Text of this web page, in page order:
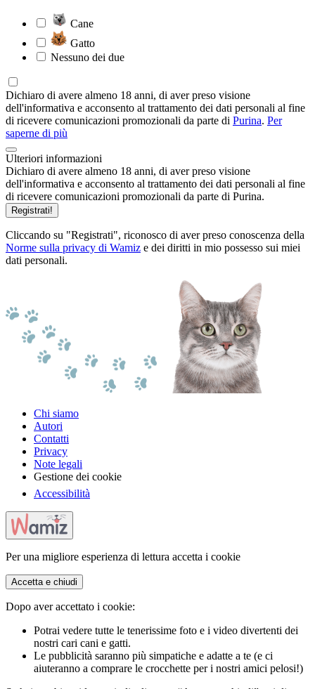
Cane
Gatto
Nessuno dei due
Dichiaro di avere almeno 18 anni, di aver preso visione
dell'informativa e acconsento al trattamento dei dati personali al fine
di ricevere comunicazioni promozionali da parte di Purina. Per
saperne di più
Ulteriori informazioni
Dichiaro di avere almeno 18 anni, di aver preso visione
dell'informativa e acconsento al trattamento dei dati personali al fine
di ricevere comunicazioni promozionali da parte di Purina.
Registrati!
Cliccando su "Registrati", riconosco di aver preso conoscenza della
Norme sulla privacy di Wamiz e dei diritti in mio possesso sui miei
dati personali.
Chi siamo
Autori
Contatti
Privacy
Note legali
Gestione dei cookie
Accessibilità
Per una migliore esperienza di lettura accetta i cookie
Accetta e chiudi
Dopo aver accettato i cookie:
Potrai vedere tutte le tenerissime foto e i video divertenti dei
nostri cari cani e gatti.
Le pubblicità saranno più simpatiche e adatte a te (e ci
aiuteranno a comprare le crocchette per i nostri amici pelosi!)